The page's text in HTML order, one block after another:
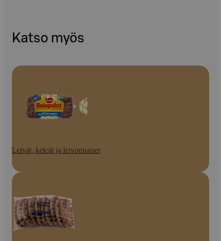
Katso myös
Leivät, keksit ja leivonnaiset